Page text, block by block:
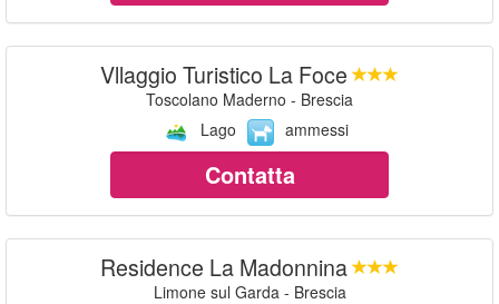
Vllaggio Turistico La Foce
Toscolano Maderno - Brescia
Lago
ammessi
Contatta
Residence La Madonnina
Limone sul Garda - Brescia